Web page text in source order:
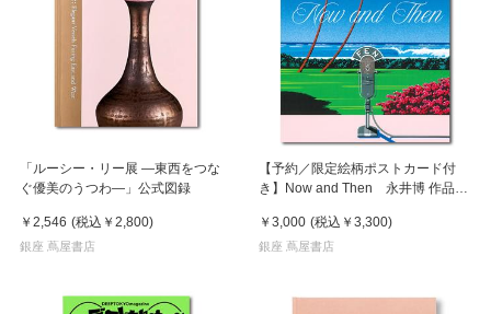
「ルーシー・リー展 ―東西をつな
ぐ優美のうつわ―」公式図録
￥2,546 (税込 ￥2,800)
銀座 蔦屋書店
【予約／限定絵柄ポストカード付
き】Now and Then 永井博 作品
￥3,000 (税込 ￥3,300)
銀座 蔦屋書店